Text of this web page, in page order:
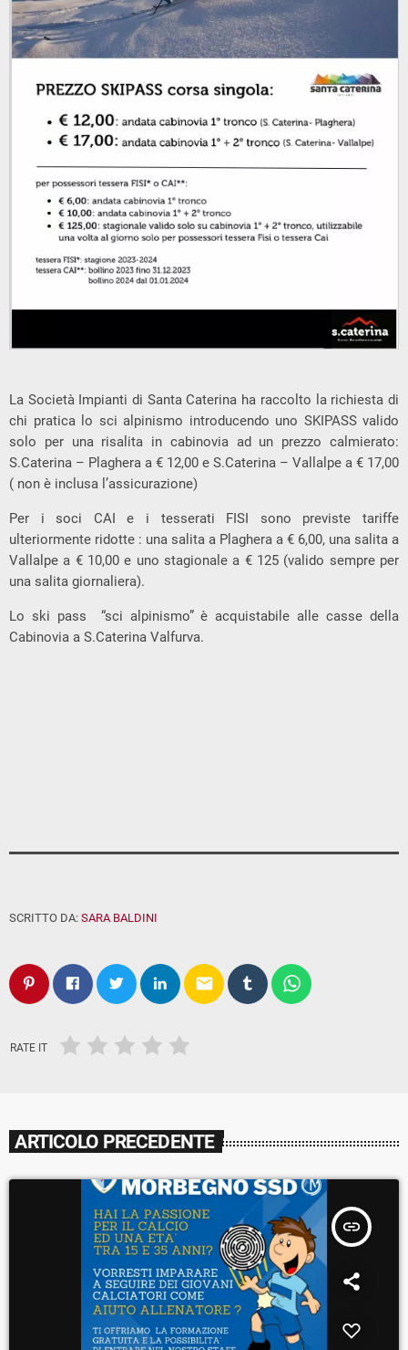
La Società Impianti di Santa Caterina ha raccolto la richiesta di
chi pratica lo sci alpinismo introducendo uno SKIPASS valido
solo per una risalita in cabinovia ad un prezzo calmierato:
S.Caterina – Plaghera a € 12,00 e S.Caterina – Vallalpe a € 17,00
( non è inclusa l’assicurazione)
Per i soci CAI e i tesserati FISI sono previste tariffe
ulteriormente ridotte : una salita a Plaghera a € 6,00, una salita a
Vallalpe a € 10,00 e uno stagionale a € 125 (valido sempre per
una salita giornaliera).
Lo ski pass “sci alpinismo” è acquistabile alle casse della
Cabinovia a S.Caterina Valfurva.
SCRITTO DA: SARA BALDINI
email
RATE IT
ARTICOLO PRECEDENTE
insert_link